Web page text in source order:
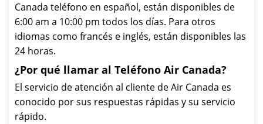
Canada teléfono en español, están disponibles de
6:00 am a 10:00 pm todos los días. Para otros
idiomas como francés e inglés, están disponibles las
24 horas.
¿Por qué llamar al Teléfono Air Canada?
El servicio de atención al cliente de Air Canada es
conocido por sus respuestas rápidas y su servicio
rápido.